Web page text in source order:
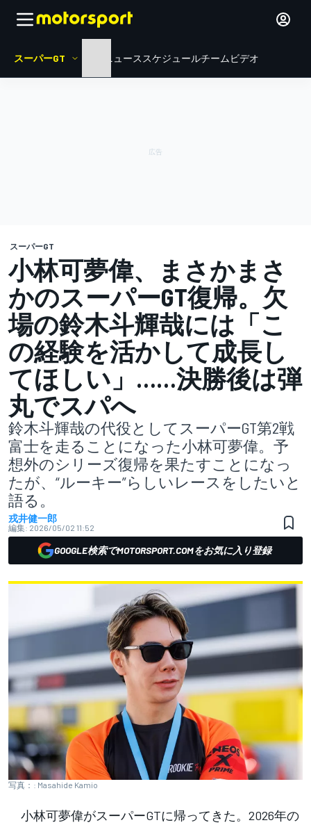
スーパーGT ニュース スケジュールチームビデオ
スーパーGT
小林可夢偉、まさかまさ
かのスーパーGT復帰。欠
場の鈴木斗輝哉には「こ
の経験を活かして成長し
てほしい」……決勝後は弾
丸でスパへ
鈴木斗輝哉の代役としてスーパーGT第2戦
富士を走ることになった小林可夢偉。予
想外のシリーズ復帰を果たすことになっ
たが、“ルーキー”らしいレースをしたいと
語る。
戎井健一郎
編集: 2026/05/02 11:52
GOOGLE検索でMOTORSPORT.COMをお気に入り登録
写真：: Masahide Kamio
小林可夢偉がスーパーGTに帰ってきた。2026年の